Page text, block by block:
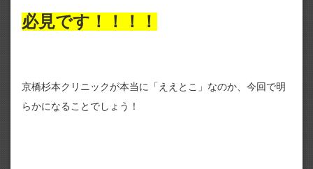
必見です！！！！
京橋杉本クリニックが本当に「ええとこ」なのか、今回で明
らかになることでしょう！